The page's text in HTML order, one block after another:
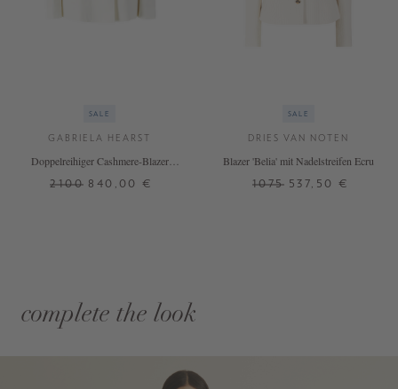
SALE
GABRIELA HEARST
Doppelreihiger Cashmere-Blazer
2100 840,00 €
SALE
DRIES VAN NOTEN
Blazer 'Belia' mit Nadelstreifen Ecru
1075 537,50 €
complete the look